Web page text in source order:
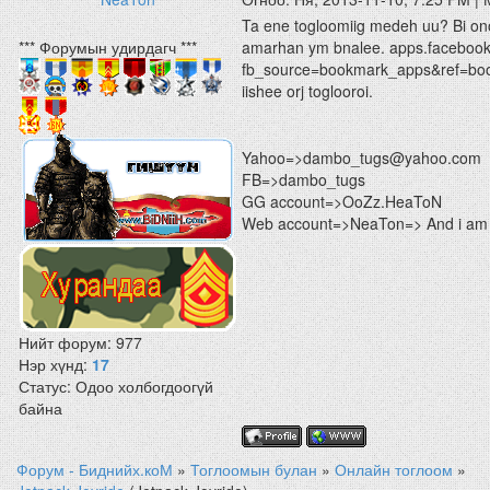
*** Форумын удирдагч ***
Нийт форум:977
Нэр хүнд: 17
Статус:Одоо холбогдоогүй
байна
Ta ene togloomiig medeh uu? Bi
amarhan ym bnalee.
iishee orj toglooroi.
Yahoo=>dambo_tugs@yahoo.com
FB=>dambo_tugs
GG account=>OoZz.HeaToN
Web account=>NeaTon=> And i
Форум - Биднийх.коМ » Тоглоомын булан » Онлайн тоглоом »